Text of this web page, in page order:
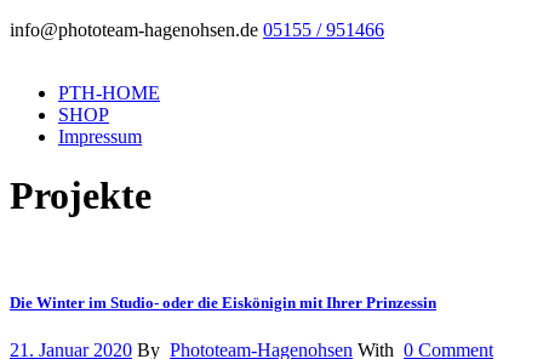
info@phototeam-hagenohsen.de 05155 / 951466
PTH-HOME
SHOP
Impressum
Projekte
Die Winter im Studio- oder die Eiskönigin mit Ihrer Prinzessin
21. Januar 2020 By Phototeam-Hagenohsen With 0 Comment